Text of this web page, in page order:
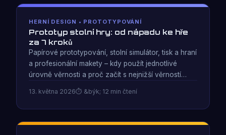
HERNÍ DESIGN • PROTOTYPOVÁNÍ
Prototyp stolní hry: od nápadu ke hře
za 7 kroků
Papírové prototypování, stolní simulátor, tisk a hraní
a profesionální makety – kdy použít jednotlivé
úrovně věrnosti a proč začít s nejnižší věrností
13. května 2026 &býk; 12 min čtení